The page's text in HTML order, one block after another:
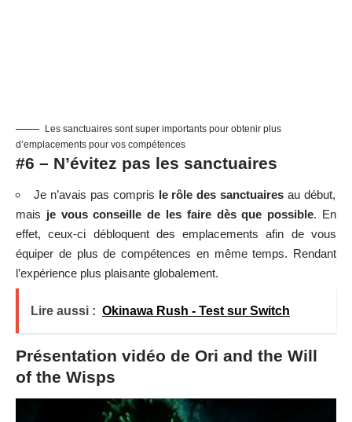
Les sanctuaires sont super importants pour obtenir plus
d’emplacements pour vos compétences
#6 – N’évitez pas les sanctuaires
Je n’avais pas compris le rôle des sanctuaires au début,
mais je vous conseille de les faire dès que possible. En
effet, ceux-ci débloquent des emplacements afin de vous
équiper de plus de compétences en même temps. Rendant
l’expérience plus plaisante globalement.
Lire aussi : Okinawa Rush - Test sur Switch
Présentation vidéo de Ori and the Will
of the Wisps